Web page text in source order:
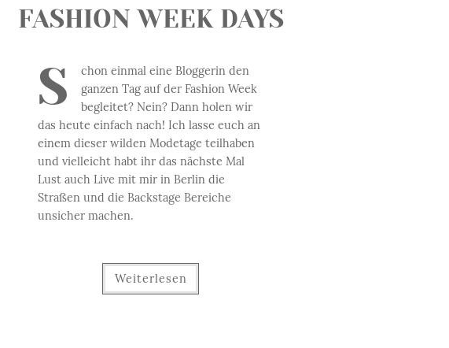
FASHION WEEK DAYS
S
chon einmal eine Bloggerin den
ganzen Tag auf der Fashion Week
begleitet? Nein? Dann holen wir
das heute einfach nach! Ich lasse euch an
einem dieser wilden Modetage teilhaben
und vielleicht habt ihr das nächste Mal
Lust auch Live mit mir in Berlin die
Straßen und die Backstage Bereiche
unsicher machen.
Weiterlesen